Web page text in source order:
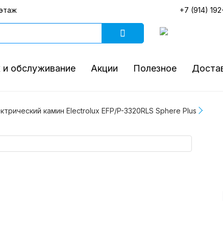
+7 (914)
обслуживание Акции Полезное
камин Electrolux EFP/P-3320RLS Sphere Plus